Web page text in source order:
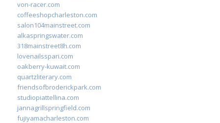
von-racer.com
coffeeshopcharleston.com
salon104mainstreet.com
alkaspringswater.com
318mainstreet8h.com
lovenailsspari.com
oakberry-kuwait.com
quartzliterary.com
friendsofbroderickpark.com
studiopiattellina.com
jannagrillspringfield.com
fujiyamacharleston.com